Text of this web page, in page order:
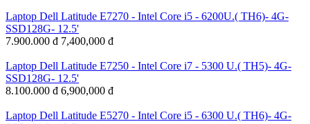
Laptop Dell Latitude E7270 - Intel Core i5 - 6200U.( TH6)- 4G-
SSD128G- 12.5'
7.900.000 đ 7,400,000 đ
Laptop Dell Latitude E7250 - Intel Core i7 - 5300 U.( TH5)- 4G-
SSD128G- 12.5'
8.100.000 đ 6,900,000 đ
Laptop Dell Latitude E5270 - Intel Core i5 - 6300 U.( TH6)- 4G-